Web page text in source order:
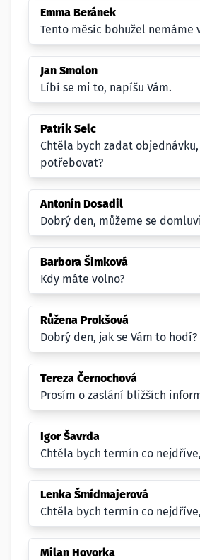
Emma Beránek
Tento měsíc bohužel nemáme
Jan Smolon
Líbí se mi to, napíšu Vám.
Patrik Selc
Chtěla bych zadat
potřebovat?
Antonín Dosadil
Dobrý den, můžeme se
Barbora Šimková
Kdy máte volno?
Růžena Prokšová
Dobrý den, jak se Vám to hodí?
Tereza Černochová
Prosím o zaslání bližších
Igor Šavrda
Chtěla bych termín co
Lenka Šmídmajerová
Chtěla bych termín co
Milan Hovorka